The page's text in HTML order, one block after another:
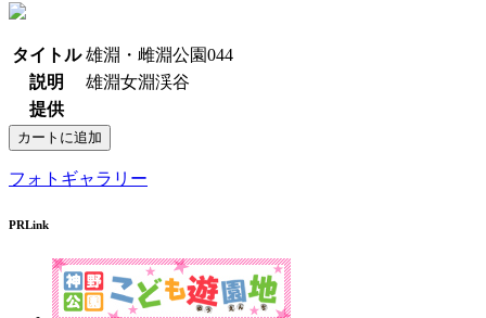
タイトル 雄淵・雌淵公園044
説明
雄淵女淵渓谷
提供
フォトギャラリー
PRLink